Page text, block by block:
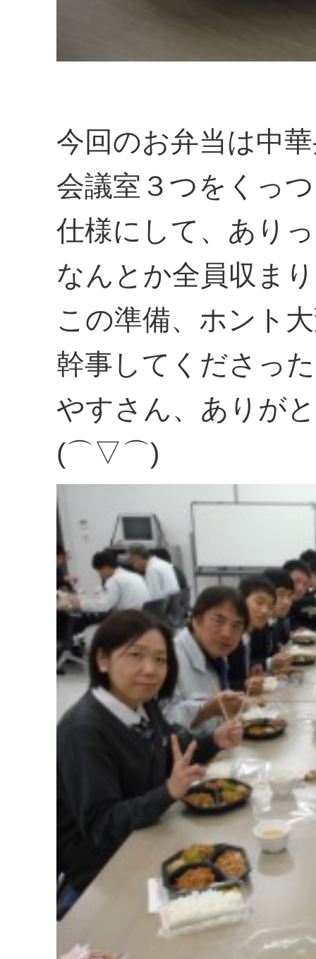
今回のお弁当は中
会議室３つをくっ
仕様にして、あり
なんとか全員収ま
この準備、ホント
幹事してくださっ
やすさん、ありが
(⌒▽⌒)